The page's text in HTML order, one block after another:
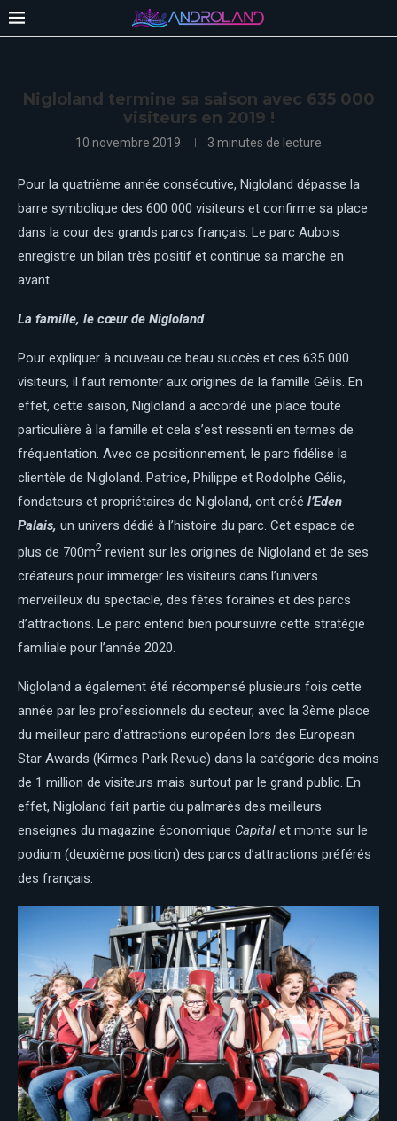
Nigloland termine sa saison avec 635 000
visiteurs en 2019 !
10 novembre 2019 3 minutes de lecture
Pour la quatrième année consécutive, Nigloland dépasse la
barre symbolique des 600 000 visiteurs et confirme sa place
dans la cour des grands parcs français. Le parc Aubois
enregistre un bilan très positif et continue sa marche en
avant.
La famille, le cœur de Nigloland
Pour expliquer à nouveau ce beau succès et ces 635 000
visiteurs, il faut remonter aux origines de la famille Gélis. En
effet, cette saison, Nigloland a accordé une place toute
particulière à la famille et cela s’est ressenti en termes de
fréquentation. Avec ce positionnement, le parc fidélise la
clientèle de Nigloland. Patrice, Philippe et Rodolphe Gélis,
fondateurs et propriétaires de Nigloland, ont créé l’Eden
Palais, un univers dédié à l’histoire du parc. Cet espace de
plus de 700m2 revient sur les origines de Nigloland et de ses
créateurs pour immerger les visiteurs dans l’univers
merveilleux du spectacle, des fêtes foraines et des parcs
d’attractions. Le parc entend bien poursuivre cette stratégie
familiale pour l’année 2020.
Nigloland a également été récompensé plusieurs fois cette
année par les professionnels du secteur, avec la 3ème place
du meilleur parc d’attractions européen lors des European
Star Awards (Kirmes Park Revue) dans la catégorie des moins
de 1 million de visiteurs mais surtout par le grand public. En
effet, Nigloland fait partie du palmarès des meilleurs
enseignes du magazine économique Capital et monte sur le
podium (deuxième position) des parcs d’attractions préférés
des français.